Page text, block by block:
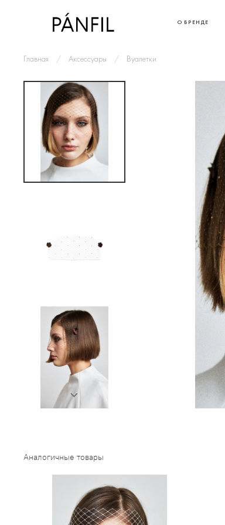
О БРЕНДЕ
Главная Аксессуары Вуалетки
Аналогичные товары